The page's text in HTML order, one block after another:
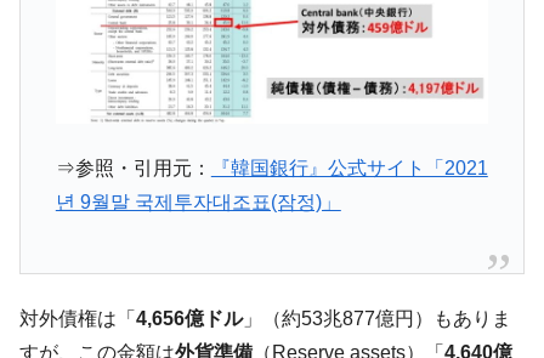
『Money1』
韓国製造業「半導体絶好調」のウラで他業
種は全般的「不調」⇒ PSIが示す現況は決して良くない。
『Money1』
【米韓激突案件】韓国消費者院が『クーパ
ン』1人当たり賠償10万ウォンを認定 ⇒ 総額3兆7,000億
『Money1』
韓国型イージス搭載の次世代駆逐艦
「KDDX」1番艦、2032年竣工と公示
【対日本円】ウォン安が急進！ 日米の協調
『Money1』
韓国政府『BYD』車への補助金を全廃 ⇒ 実
は韓国で『BYD』車は売れている。6カ月で対前年同期比
⇒参照・引用元：
『韓国銀行』公式サイト「2021
년 9월말 국제투자대조표(잠정)」
対外債権は「 4,656億ドル」（約53兆877億円）もありま
すが、この金額は外貨準備 （Reserve assets）「 4,640億